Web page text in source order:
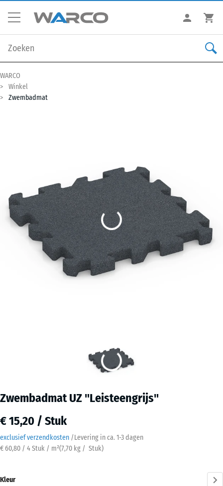
WARCO
Winkel
Zwembadmat
Zwembadmat UZ "Leisteengrijs"
€ 15,20 / Stuk
exclusief verzendkosten /Levering in ca. 1-3 dagen
€ 60,80 / 4 Stuk / m²(7,70 kg / Stuk)
Kleur